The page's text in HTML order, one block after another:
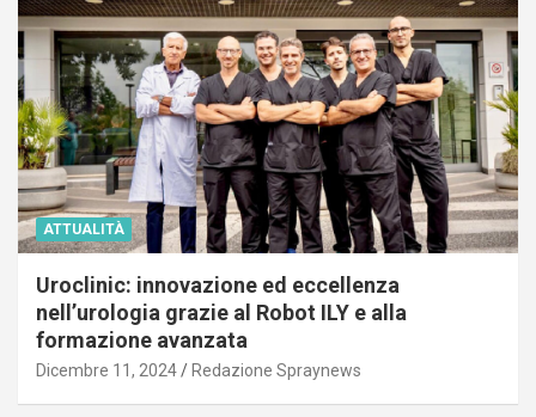
ATTUALITÀ
Uroclinic: innovazione ed eccellenza
nell’urologia grazie al Robot ILY e alla
formazione avanzata
Dicembre 11, 2024 Redazione Spraynews